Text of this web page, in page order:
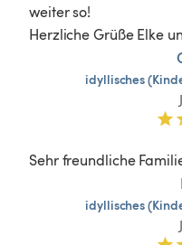
weiter so!
Herzliche Grüße Elke
idyllisches
Sehr freundliche
idyllisches